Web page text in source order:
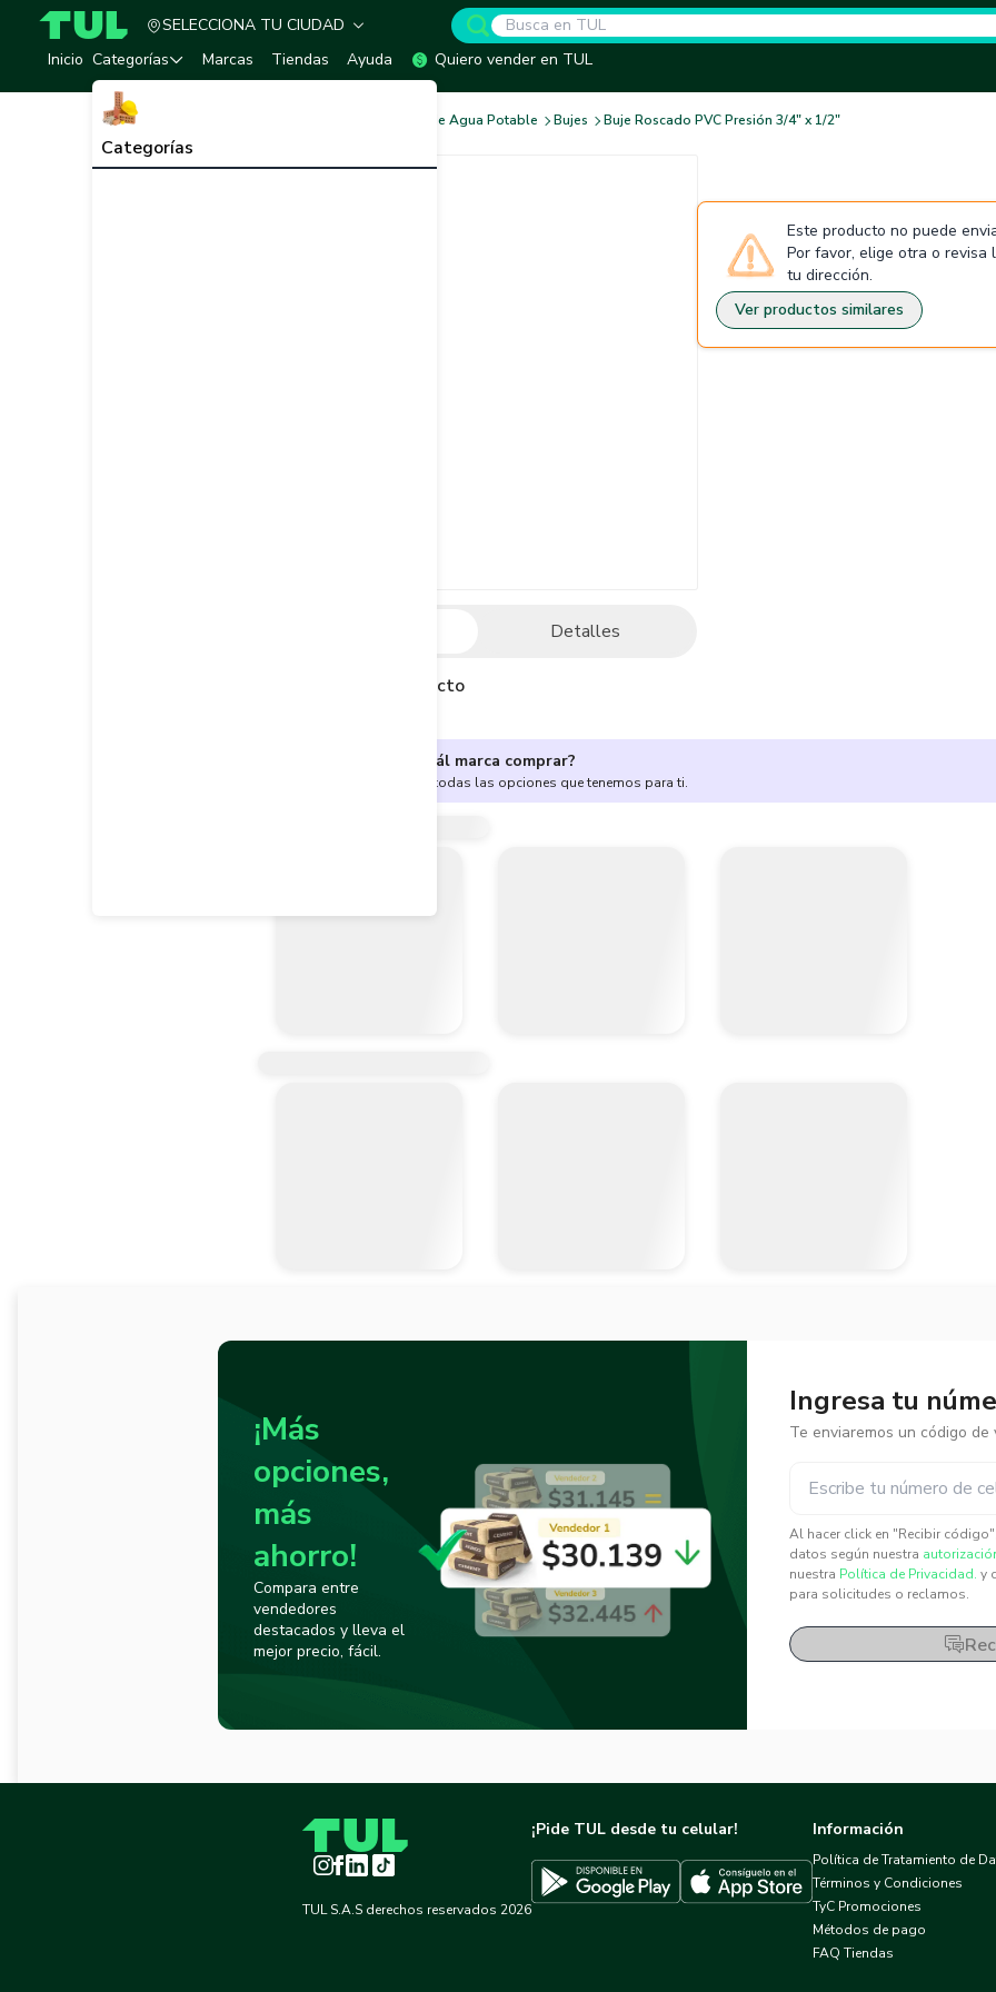
TUL - Tu Marketplace de Construcción
SELECCIONA TU CIUDAD
Inicio Categorías
Categorías
Marcas Tiendas Ayuda Quiero vender en TUL
Redes de Agua Potable Bujes Buje Roscado PVC Presión 3/4" x 1/2"
Detalles
Descripción del producto
Este producto no puede
Por favor, elige otra o revisa
tu dirección.
Ver productos similares
¿No sabes cuál marca comprar?
Encuentra aquí todas las opciones que tenemos para ti.
¡Más
opciones,
más
ahorro!
Compara entre
vendedores
destacados y lleva el
mejor precio, fácil.
Ingresa tu
Te enviaremos un código de
Al hacer click en "Recibir
datos según nuestra
nuestra Política de Privacidad. y
para solicitudes o reclamos.
Instagram
Facebook
LinkedInTikTok
TUL S.A.S derechos reservados 2026
¡Pide TUL desde tu celular!
Descargar TUL en Google PlayDescargar TUL en App Store
Información
Política de Tratamiento de
Términos y Condiciones
TyC Promociones
Métodos de pago
FAQ Tiendas